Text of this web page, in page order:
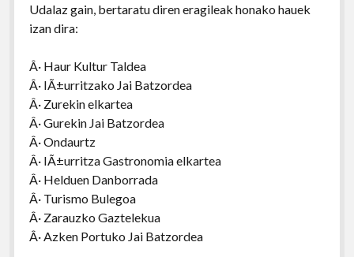
Udalaz gain, bertaratu diren eragileak honako hauek
izan dira:
Â· Haur Kultur Taldea
Â· IÃ±urritzako Jai Batzordea
Â· Zurekin elkartea
Â· Gurekin Jai Batzordea
Â· Ondaurtz
Â· IÃ±urritza Gastronomia elkartea
Â· Helduen Danborrada
Â· Turismo Bulegoa
Â· Zarauzko Gaztelekua
Â· Azken Portuko Jai Batzordea